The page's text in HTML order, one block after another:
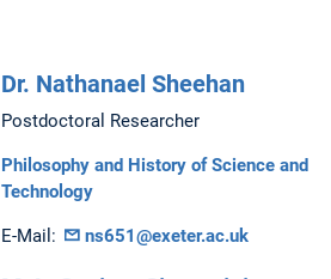
Dr. Nathanael Sheehan
Postdoctoral Researcher
Philosophy and History of Science and
Technology
E-Mail: ns651@exeter.ac.uk